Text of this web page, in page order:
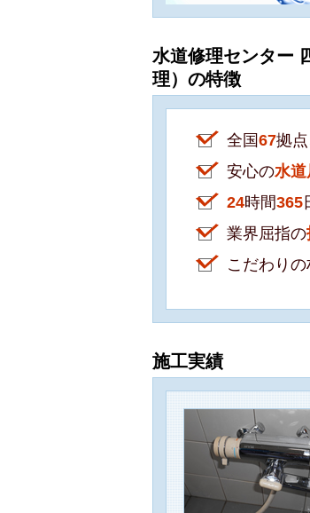
水道修理センター
理）の特徴
全国67拠
安心の水道
24時間365
業界屈指の
こだわり
施工実績